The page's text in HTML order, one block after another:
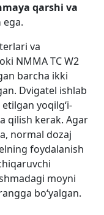
qarshi va
ega.
va
NMMA TC W2
barcha ikki
Dvigatel ishlab
yoqilg‘i-
qilish kerak. Agar
normal dozaj
foydalanish
moyni
bo‘yalgan.